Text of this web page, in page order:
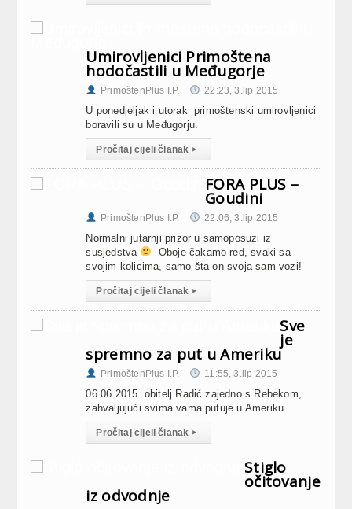
Umirovljenici Primoštena
hodočastili u Međugorje
PrimoštenPlus I.P. 22:23, 3.lip 2015
U ponedjeljak i utorak primoštenski umirovljenici
boravili su u Međugorju.
Pročitaj cijeli članak ▸
FORA PLUS –
Goudini
PrimoštenPlus I.P. 22:06, 3.lip 2015
Normalni jutarnji prizor u samoposuzi iz
susjedstva
Oboje čakamo red, svaki sa
svojim kolicima, samo šta on svoja sam vozi!
Pročitaj cijeli članak ▸
Sve
je
spremno za put u Ameriku
PrimoštenPlus I.P. 11:55, 3.lip 2015
06.06.2015. obitelj Radić zajedno s Rebekom,
zahvaljujući svima vama putuje u Ameriku.
Pročitaj cijeli članak ▸
Stiglo
očitovanje
iz odvodnje